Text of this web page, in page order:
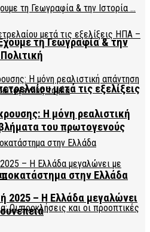
μετά τις εξελίξεις
στην Ελλάδα
τη Γεωγραφία & την
Η μόνη ρεαλιστική
του πρωτογενούς
2025 – Η Ελλάδα μεγαλώνει